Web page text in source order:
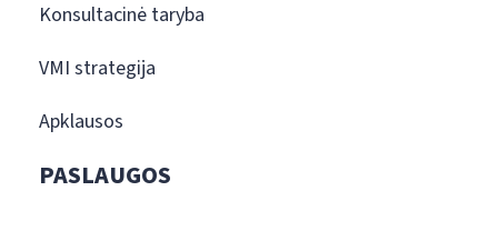
Konsultacinė taryba
VMI strategija
Apklausos
PASLAUGOS